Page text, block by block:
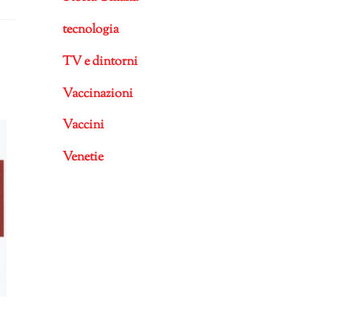
tecnologia
TV e dintorni
Vaccinazioni
Vaccini
Venetie